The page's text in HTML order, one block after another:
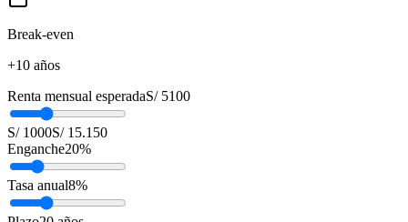
Break-even
+10 años
Renta mensual esperadaS/ 5100
S/ 1000S/ 15.150
Enganche20%
Tasa anual8%